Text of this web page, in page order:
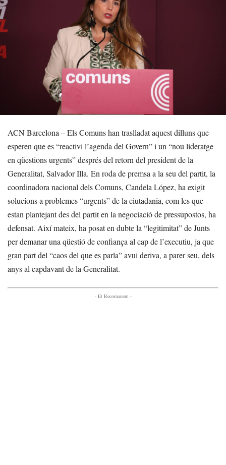
ACN Barcelona – Els Comuns han traslladat aquest dilluns que
esperen que es “reactivi l’agenda del Govern” i un “nou lideratge
en qüestions urgents” després del retorn del president de la
Generalitat, Salvador Illa. En roda de premsa a la seu del partit, la
coordinadora nacional dels Comuns, Candela López, ha exigit
solucions a problemes “urgents” de la ciutadania, com les que
estan plantejant des del partit en la negociació de pressupostos, ha
defensat. Així mateix, ha posat en dubte la “legitimitat” de Junts
per demanar una qüestió de confiança al cap de l’executiu, ja que
gran part del “caos del que es parla” avui deriva, a parer seu, dels
anys al capdavant de la Generalitat.
- Et Recomanem -